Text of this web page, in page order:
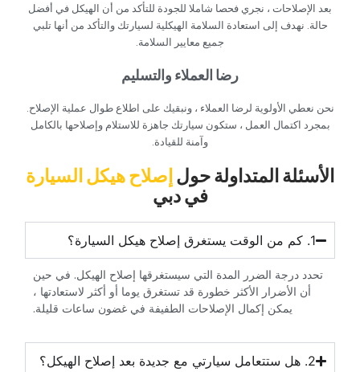
‏بعد الإصلاحات ، نجري فحصا شاملا للجودة للتأكد من أن الهيكل في أفضل
حالة. نهدف إلى استعادة السلامة الهيكلية لسيارتك والتأكد من أنها تلبي
جميع معايير السلامة.‏
‏رضا العملاء والتسليم‏
‏نحن نعطي الأولوية لرضا العملاء ، ونبقيك على اطلاع طوال عملية الإصلاح.
بمجرد اكتمال العمل ، ستكون سيارتك جاهزة للاستلام وإصلاحها بالكامل
وآمنة للقيادة.‏
‏الأسئلة المتداولة حول‏‏إصلاح هيكل السيارة‏
‏في دبي‏
‏تحدد درجة الضرر المدة التي سيستغرقها إصلاح الهيكل. في حين
أن الأضرار الأكثر خطورة قد تستغرق يوما أو أكثر لاستعادتها ،
يمكن إكمال الإصلاحات الطفيفة في غضون ساعات قليلة.‏